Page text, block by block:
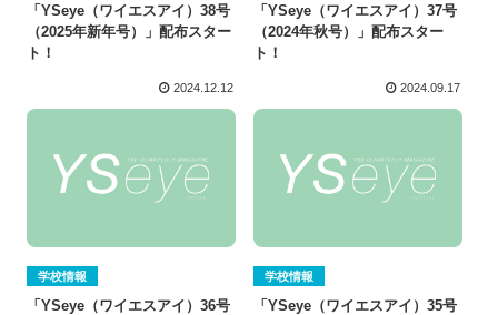
「YSeye（ワイエスアイ）38号
（2025年新年号）」配布スター
ト！
2024.12.12
「YSeye（ワイエスアイ）37号
（2024年秋号）」配布スター
ト！
2024.09.17
学校情報
「YSeye（ワイエスアイ）36号
学校情報
「YSeye（ワイエスアイ）35号